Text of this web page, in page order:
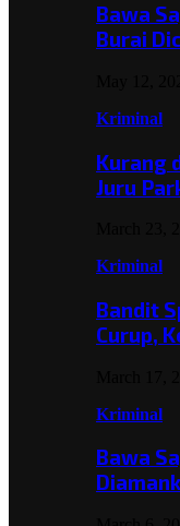
Bawa
Burai
Kriminal
Kurang
Juru
Kriminal
Bandit
Curup,
Kriminal
Bawa